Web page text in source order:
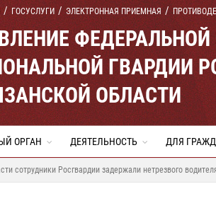
ГОСУСЛУГИ ЭЛЕКТРОННАЯ ПРИЕМНАЯ
ГВАРДИИ
ОБЛАСТИ
ОРГАН ДЕЯТЕЛЬНОСТЬ ДЛЯ
сотрудники Росгвардии задержали нетрезвого